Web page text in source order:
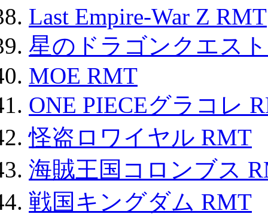
Last Empire-War Z RMT
星のドラゴンクエス
MOE RMT
ONE PIECEグラコレ
怪盗ロワイヤル RMT
海賊王国コロンブス
戦国キングダム RMT